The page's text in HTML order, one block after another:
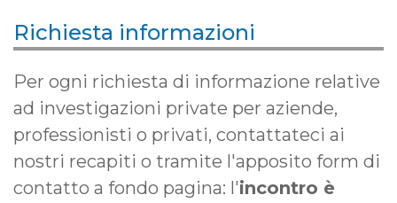
Richiesta informazioni
Per ogni richiesta di informazione relative
ad investigazioni private per aziende,
professionisti o privati, contattateci ai
nostri recapiti o tramite l'apposito form di
contatto a fondo pagina: l'incontro è